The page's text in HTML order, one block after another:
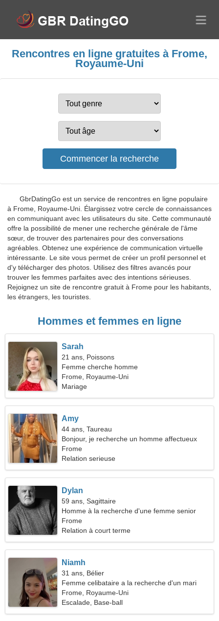
Rencontres en ligne gratuites à Frome,
Royaume-Uni
GbrDatingGo est un service de rencontres en ligne populaire
à Frome, Royaume-Uni. Élargissez votre cercle de connaissances
en communiquant avec les utilisateurs du site. Cette communauté
offre la possibilité de mener une recherche générale de l'âme
sœur, de trouver des partenaires pour des conversations
agréables. Obtenez une expérience de communication virtuelle
intéressante. Le site vous permet de créer un profil personnel et
d'y télécharger des photos. Utilisez des filtres avancés pour
trouver les femmes parfaites avec des intentions sérieuses.
Rejoignez un site de rencontre gratuit à Frome pour les habitants,
les étrangers, les touristes.
Hommes et femmes en ligne
Sarah
21 ans, Poissons
Femme cherche homme
Frome, Royaume-Uni
Mariage
Amy
44 ans, Taureau
Bonjour, je recherche un homme affectueux
Frome
Relation serieuse
Dylan
59 ans, Sagittaire
Homme à la recherche d'une femme senior
Frome
Relation à court terme
Niamh
31 ans, Bélier
Femme celibataire a la recherche d'un mari
Frome, Royaume-Uni
Escalade, Base-ball